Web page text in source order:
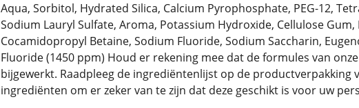
Aqua, Sorbitol, Hydrated Silica, Calcium Pyrophosphate, PEG-12,
Sodium Lauryl Sulfate, Aroma, Potassium Hydroxide, Cellulose
Cocamidopropyl Betaine, Sodium Fluoride, Sodium Saccharin,
Fluoride (1450 ppm) Houd er rekening mee dat de formules van
bijgewerkt. Raadpleeg de ingrediëntenlijst op de productverpakking
ingrediënten om er zeker van te zijn dat deze geschikt is voor uw